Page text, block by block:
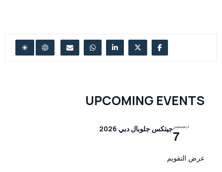
UPCOMING EVENTS
ديسمبر
7جيتكس جلوبال دبي 2026
عرض التقويم